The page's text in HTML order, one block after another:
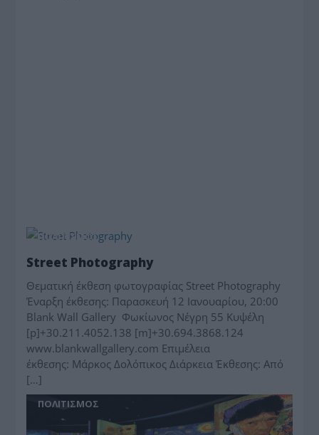
ΠΟΛΙΤΙΣΜΟΣ
Street Photography
Θεματική έκθεση φωτογραφίας Street Photography
Έναρξη έκθεσης: Παρασκευή 12 Ιανουαρίου, 20:00
Blank Wall Gallery Φωκίωνος Νέγρη 55 Κυψέλη
[p]+30.211.4052.138 [m]+30.694.3868.124
www.blankwallgallery.com Επιμέλεια
έκθεσης: Μάρκος Δολόπικος Διάρκεια Έκθεσης: Από
[…]
ΠΟΛΙΤΙΣΜΟΣ